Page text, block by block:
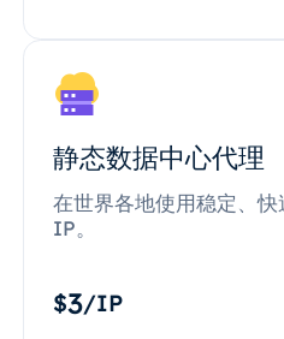
静态数据中心代理
在世界各地使用稳定、
IP。
$3/IP